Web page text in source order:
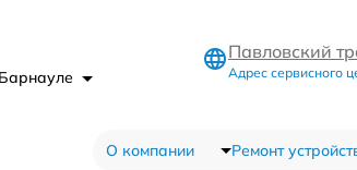
Павловский
Адрес сервисного
О компании Ремонт